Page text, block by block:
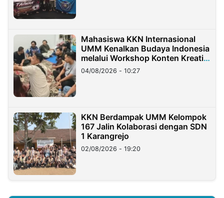
Mahasiswa KKN Internasional
UMM Kenalkan Budaya Indonesia
melalui Workshop Konten Kreatif
di Taiwan
04/08/2026 - 10:27
KKN Berdampak UMM Kelompok
167 Jalin Kolaborasi dengan SDN
1 Karangrejo
02/08/2026 - 19:20